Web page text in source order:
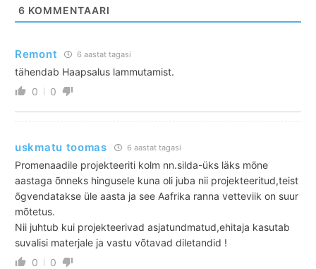
6 KOMMENTAARI
Remont 6 aastat tagasi
tähendab Haapsalus lammutamist.
0
0
uskmatu toomas 6 aastat tagasi
Promenaadile projekteeriti kolm nn.silda-üks läks mõne
aastaga õnneks hingusele kuna oli juba nii projekteeritud,teist
õgvendatakse üle aasta ja see Aafrika ranna vetteviik on suur
mõtetus.
Nii juhtub kui projekteerivad asjatundmatud,ehitaja kasutab
suvalisi materjale ja vastu võtavad diletandid !
0
0